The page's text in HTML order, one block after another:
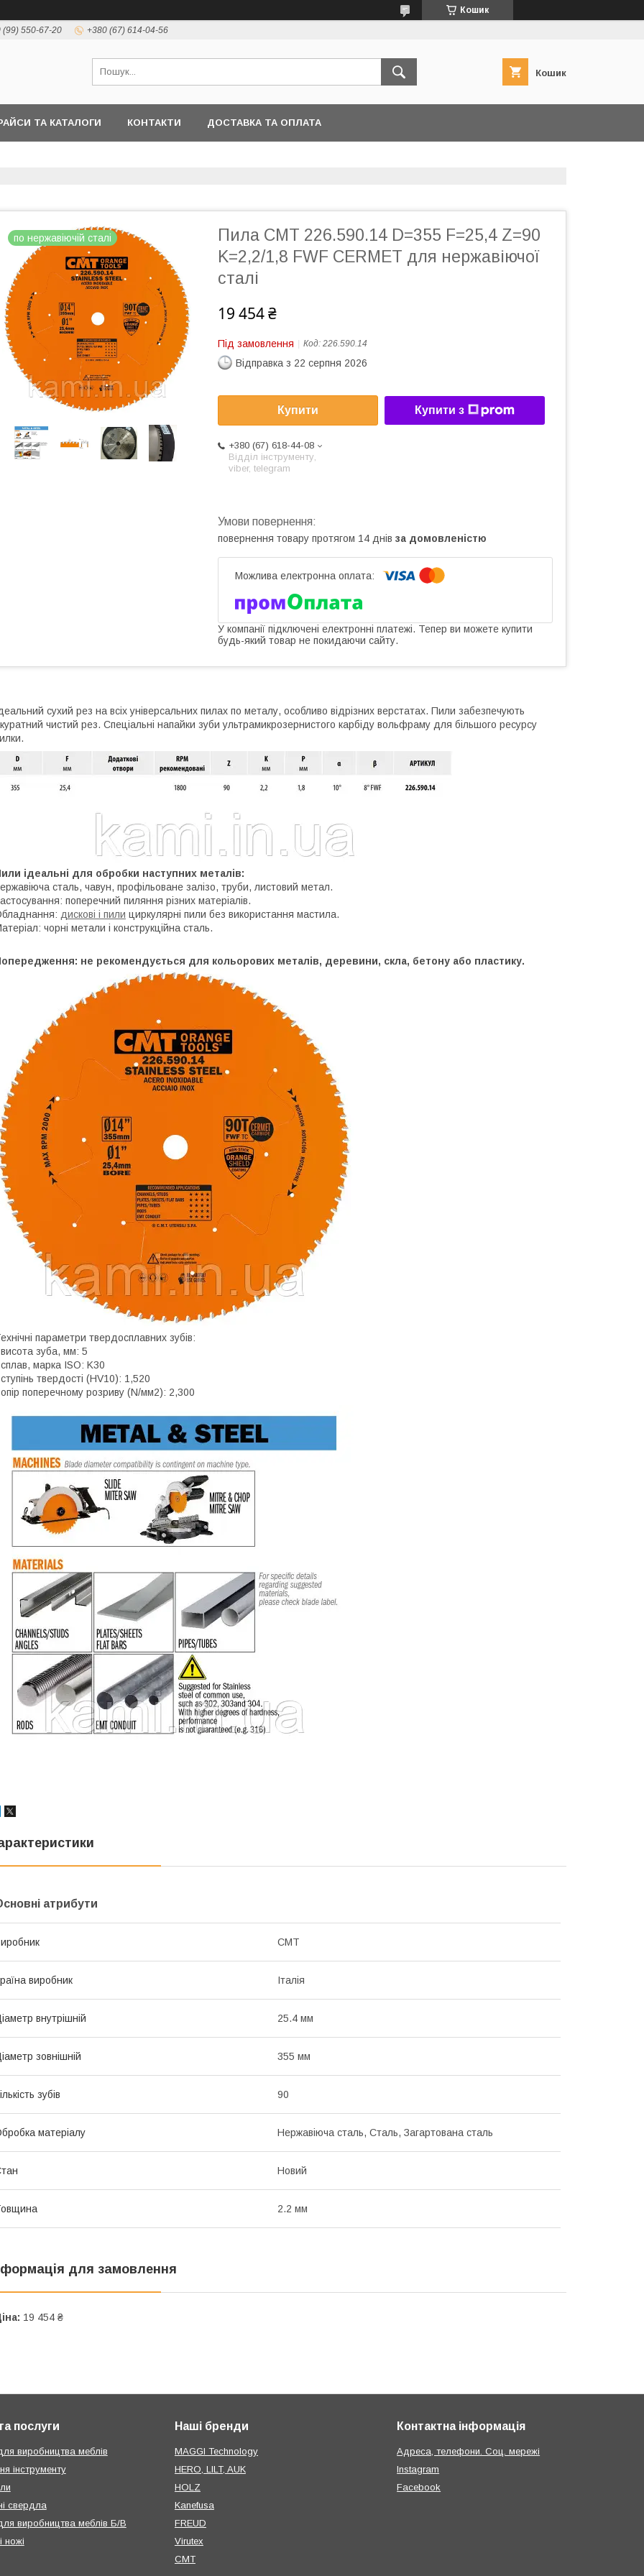
Кошик
(99) 550-67-20 +380 (67) 614-04-56
Кошик
ТА КАТАЛОГИ КОНТАКТИ ДОСТАВКА ТА ОПЛАТА
по нержавіючій сталі
Пила CMT 226.590.14 D=355 F=25,4 Z=90
K=2,2/1,8 FWF CERMET для нержавіючої
сталі
19 454 ₴
Під замовлення Код: 226.590.14
Відправка з 22 серпня 2026
Купити Купити з
+380 (67) 618-44-08
Відділ інструменту,
viber, telegram
повернення товару протягом 14 днів за домовленістю
У компанії підключені електронні платежі. Тепер ви можете купити
будь-який товар не покидаючи сайту.
сухий рез на всіх універсальних пилах по металу, особливо відрізних верстатах. Пили забезпечують
чистий рез. Спеціальні напайки зуби ультрамикрозернистого карбіду вольфраму для більшого ресурсу
ідеальні для обробки наступних металів:
сталь, чавун, профільоване залізо, труби, листовий метал.
поперечний пиляння різних матеріалів.
дискові і пили циркулярні пили без використання мастила.
чорні метали і конструкційна сталь.
не рекомендується для кольорових металів, деревини, скла, бетону або пластику.
параметри твердосплавних зубів:
зуба, мм: 5
марка ISO: K30
твердості (HV10): 1,520
поперечному розриву (N/мм2): 2,300
атрибути
СМТ
виробник Італія
внутрішній 25.4 мм
зовнішній 355 мм
зубів 90
матеріалу Нержавіюча сталь, Сталь, Загартована сталь
Новий
2.2 мм
для замовлення
19 454 ₴
послуги
виробництва меблів
інструменту
свердла
виробництва меблів Б/В
ножі
Наші бренди
MAGGI Technology
HERO, LILT, AUK
HOLZ
Kanefusa
FREUD
Virutex
CMT
Контактна інформація
Адреса, телефони. Соц. мережі
Instagram
Facebook